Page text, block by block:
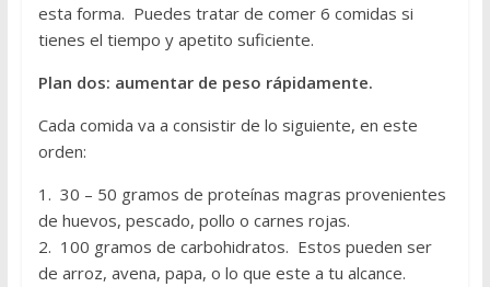
esta forma. Puedes tratar de comer 6 comidas si
tienes el tiempo y apetito suficiente.
Plan dos: aumentar de peso rápidamente.
Cada comida va a consistir de lo siguiente, en este
orden:
1. 30 – 50 gramos de proteínas magras provenientes
de huevos, pescado, pollo o carnes rojas.
2. 100 gramos de carbohidratos. Estos pueden ser
de arroz, avena, papa, o lo que este a tu alcance.